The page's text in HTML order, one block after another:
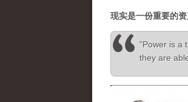
现实是一份重要的
"Power is a
they are